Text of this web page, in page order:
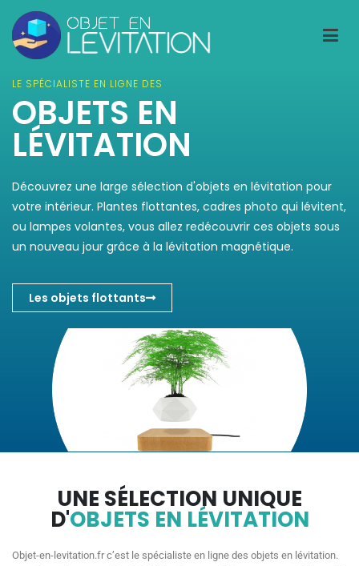
LE SPÉCIALISTE EN LIGNE DES
OBJETS EN
LÉVITATION
Découvrez une large sélection d'objets en lévitation pour
votre intérieur. Plantes flottantes, cadres photo qui lévitent,
ou lampes volantes, vous allez redécouvrir ces objets sous
un nouveau jour grâce à la lévitation magnétique.
Les objets flottants
UNE SÉLECTION UNIQUE
D'OBJETS EN LÉVITATION
Objet-en-levitation.fr c’est le spécialiste en ligne des objets en lévitation.